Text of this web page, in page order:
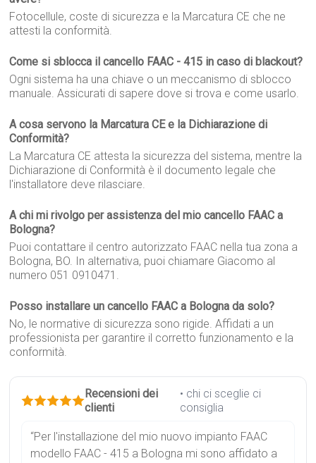
Fotocellule, coste di sicurezza e la Marcatura CE che ne
attesti la conformità.
Come si sblocca il cancello FAAC - 415 in caso di blackout?
Ogni sistema ha una chiave o un meccanismo di sblocco
manuale. Assicurati di sapere dove si trova e come usarlo.
A cosa servono la Marcatura CE e la Dichiarazione di
Conformità?
La Marcatura CE attesta la sicurezza del sistema, mentre la
Dichiarazione di Conformità è il documento legale che
l'installatore deve rilasciare.
A chi mi rivolgo per assistenza del mio cancello FAAC a
Bologna?
Puoi contattare il centro autorizzato FAAC nella tua zona a
Bologna, BO. In alternativa, puoi chiamare Giacomo al
numero 051 0910471.
Posso installare un cancello FAAC a Bologna da solo?
No, le normative di sicurezza sono rigide. Affidati a un
professionista per garantire il corretto funzionamento e la
conformità.
Recensioni dei
clienti
• chi ci sceglie ci
consiglia
“Per l'installazione del mio nuovo impianto FAAC
modello FAAC - 415 a Bologna mi sono affidato a